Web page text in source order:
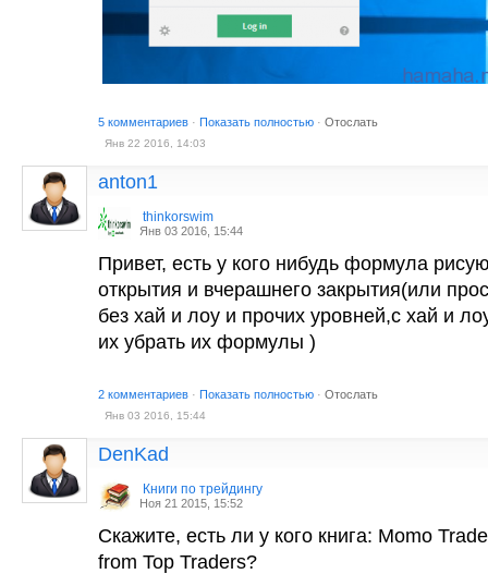
5 комментариев · Показать полностью · Отослать
Янв 22 2016, 14:03
anton1
thinkorswim
Янв 03 2016, 15:44
Привет, есть у кого нибудь формула
открытия и вчерашнего закрытия(или
без хай и лоу и прочих уровней,с хай и
их убрать их формулы )
2 комментариев · Показать полностью · Отослать
Янв 03 2016, 15:44
DenKad
Книги по трейдингу
Ноя 21 2015, 15:52
Скажите, есть ли у кого книга: Momo
from Top Traders?